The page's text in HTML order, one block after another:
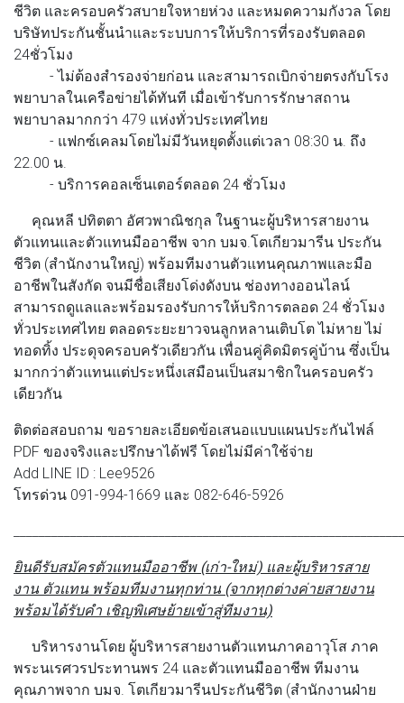
ชีวิต และครอบครัวสบายใจหายห่วง และหมดความกังวล โดย
บริษัทประกันชั้นนําและระบบการให้บริการที่รองรับตลอด
24ชั่วโมง
- ไม่ต้องสํารองจ่ายก่อน และสามารถเบิกจ่ายตรงกับโรง
พยาบาลในเครือข่ายได้ทันที เมื่อเข้ารับการรักษาสถาน
พยาบาลมากกว่า 479 แห่งทั่วประเทศไทย
- แฟกซ์เคลมโดยไม่มีวันหยุดตั้งแต่เวลา 08:30 น. ถึง
22.00 น.
- บริการคอลเซ็นเตอร์ตลอด 24 ชั่วโมง
คุณหลี ปทิตตา อัศวพาณิชกุล ในฐานะผู้บริหารสายงาน
ตัวแทนและตัวแทนมืออาชีพ จาก บมจ.โตเกียวมารีน ประกัน
ชีวิต (สํานักงานใหญ่) พร้อมทีมงานตัวแทนคุณภาพและมือ
อาชีพในสังกัด จนมีชื่อเสียงโด่งดังบน ช่องทางออนไลน์
สามารถดูแลและพร้อมรองรับการให้บริการตลอด 24 ชั่วโมง
ทั่วประเทศไทย ตลอดระยะยาวจนลูกหลานเติบโต ไม่หาย ไม่
ทอดทิ้ง ประดุจครอบครัวเดียวกัน เพื่อนคู่คิดมิตรคู่บ้าน ซึ่งเป็น
มากกว่าตัวแทนแต่ประหนึ่งเสมือนเป็นสมาชิกในครอบครัว
เดียวกัน
ติดต่อสอบถาม ขอรายละเอียดข้อเสนอแบบแผนประกันไฟล์
PDF ของจริงและปรึกษาได้ฟรี โดยไม่มีค่าใช้จ่าย
Add LINE ID : Lee9526
โทรด่วน 091-994-1669 และ 082-646-5926
ยินดีรับสมัครตัวแทนมืออาชีพ (เก่า-ใหม่) และผู้บริหารสาย
งาน ตัวแทน พร้อมทีมงานทุกท่าน (จากทุกต่างค่ายสายงาน
พร้อมได้รับคํา เชิญพิเศษย้ายเข้าสู่ทีมงาน)
บริหารงานโดย ผู้บริหารสายงานตัวแทนภาคอาวุโส ภาค
พระนเรศวรประทานพร 24 และตัวแทนมืออาชีพ ทีมงาน
คุณภาพจาก บมจ. โตเกียวมารีนประกันชีวิต (สํานักงานฝ่าย